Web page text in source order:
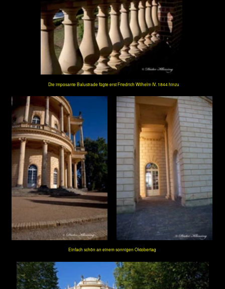
Von der Krimmlindenallee aus gesehen